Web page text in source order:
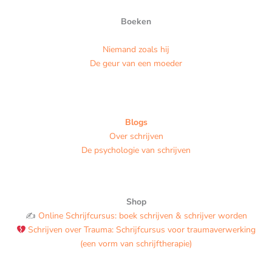
Boeken
Niemand zoals hij
De geur van een moeder
Blogs
Over schrijven
De psychologie van schrijven
Shop
✍️ Online Schrijfcursus: boek schrijven & schrijver worden
Schrijven over Trauma: Schrijfcursus voor traumaverwerking
(een vorm van schrijftherapie)